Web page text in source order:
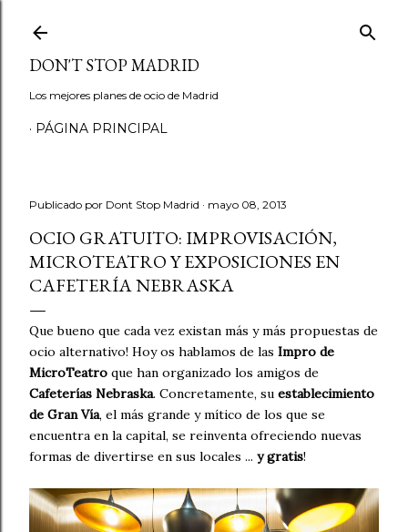
DON'T STOP MADRID
Los mejores planes de ocio de Madrid
PÁGINA PRINCIPAL
Publicado por Dont Stop Madrid mayo 08, 2013
OCIO GRATUITO: IMPROVISACIÓN,
MICROTEATRO Y EXPOSICIONES EN
CAFETERÍA NEBRASKA
Que bueno que cada vez existan más y más propuestas de
ocio alternativo! Hoy os hablamos de las Impro de
MicroTeatro que han organizado los amigos de
Cafeterías Nebraska. Concretamente, su establecimiento
de Gran Vía, el más grande y mítico de los que se
encuentra en la capital, se reinventa ofreciendo nuevas
formas de divertirse en sus locales ... y gratis!